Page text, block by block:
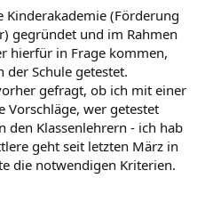
Kinderakademie (Förderung
gegründet und im Rahmen
hierfür in Frage kommen,
Schule getestet.
gefragt, ob ich mit einer
Vorschläge, wer getestet
den Klassenlehrern - ich hab
geht seit letzten März in
die notwendigen Kriterien.